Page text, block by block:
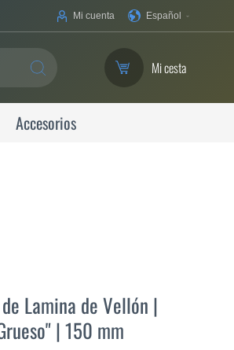
Su
Español
Mi cuenta
SEARCH Mi cesta
Accesorios
Lamina de Vellón |
| 150 mm